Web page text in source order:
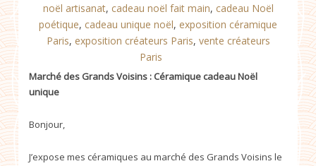
noël artisanat, cadeau noël fait main, cadeau Noël
poétique, cadeau unique noël, exposition céramique
Paris, exposition créateurs Paris, vente créateurs
Paris
Marché des Grands Voisins : Céramique cadeau Noël
unique
Bonjour,
J’expose mes céramiques au marché des Grands Voisins le